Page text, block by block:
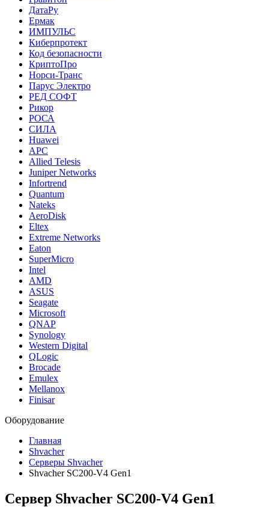
ДатаРу
Ермак
ИМПУЛЬС
Киберпротект
Код безопасности
КриптоПро
Норси-Транс
Парус Электро
РЕД СОФТ
Рикор
РОСА
СИЛА
Huawei
APC
Allied Telesis
Juniper Networks
Infortrend
Quantum
Nateks
AeroDisk
Eltex
Extreme Networks
Eaton
SuperMicro
Intel
AMD
ASUS
Seagate
Microsoft
QNAP
Synology
Western Digital
QLogic
Brocade
Emulex
Mellanox
Finisar
Оборудование
Главная
Shvacher
Серверы Shvacher
Shvacher SC200-V4 Gen1
Сервер Shvacher SC200-V4 Gen1